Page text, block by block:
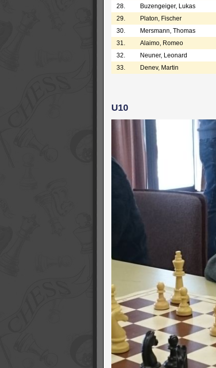
28.
Buzengeiger, Lukas
29.
Platon, Fischer
30.
Mersmann, Thomas
31.
Alaimo, Romeo
32.
Neuner, Leonard
33.
Denev, Martin
U10